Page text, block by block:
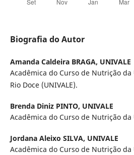
Biografia do Autor
Amanda Caldeira BRAGA, UNIVALE
Acadêmica do Curso de Nutrição
Rio Doce (UNIVALE).
Brenda Diniz PINTO, UNIVALE
Acadêmica do Curso de Nutrição da
Jordana Aleixo SILVA, UNIVALE
Acadêmica do Curso de Nutrição da